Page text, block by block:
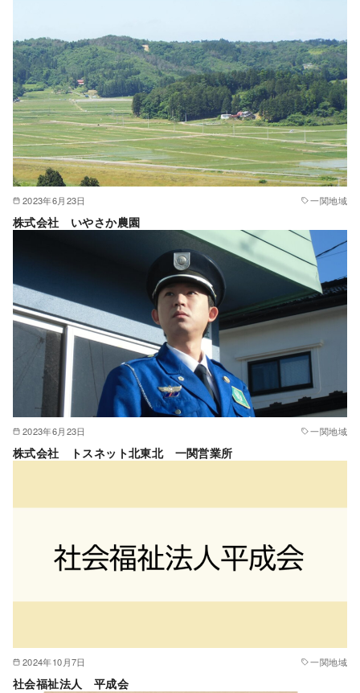
2023年6月23日 一関地域
株式会社 いやさか農園
2023年6月23日 一関地域
株式会社 トスネット北東北 一関営業所
2024年10月7日 一関地域
社会福祉法人 平成会